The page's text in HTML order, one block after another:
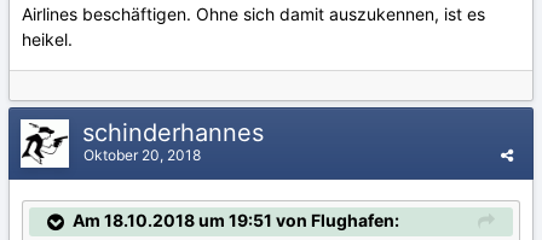
Airlines beschäftigen. Ohne sich damit auszukennen, ist es
heikel.
schinderhannes
Oktober 20, 2018
Am 18.10.2018 um 19:51 von Flughafen: